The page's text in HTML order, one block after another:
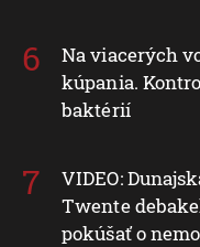
Na viacerých
kúpania.
baktérií
VIDEO:
Twente
pokúšať o